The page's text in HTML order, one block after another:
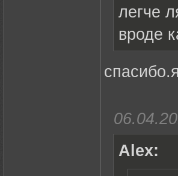
легче
вроде
Alex: